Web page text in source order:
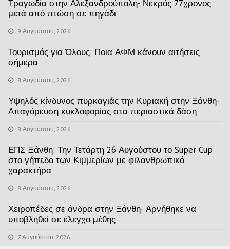
Τραγωδία στην Αλεξανδρούπολη- Νεκρός 77χρονος
μετά από πτώση σε πηγάδι
9 Αυγούστου, 2026
Τουρισμός για Όλους: Ποια ΑΦΜ κάνουν αιτήσεις
σήμερα
8 Αυγούστου, 2026
Υψηλός κίνδυνος πυρκαγιάς την Κυριακή στην Ξάνθη-
Απαγόρευση κυκλοφορίας στα περιαστικά δάση
8 Αυγούστου, 2026
ΕΠΣ Ξάνθη: Την Τετάρτη 26 Αυγούστου το Super Cup
στο γήπεδο των Κιμμερίων με φιλανθρωπικό
χαρακτήρα
8 Αυγούστου, 2026
Χειροπέδες σε άνδρα στην Ξάνθη- Αρνήθηκε να
υποβληθεί σε έλεγχο μέθης
7 Αυγούστου, 2026